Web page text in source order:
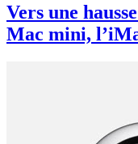
Vers une
Mac mini,